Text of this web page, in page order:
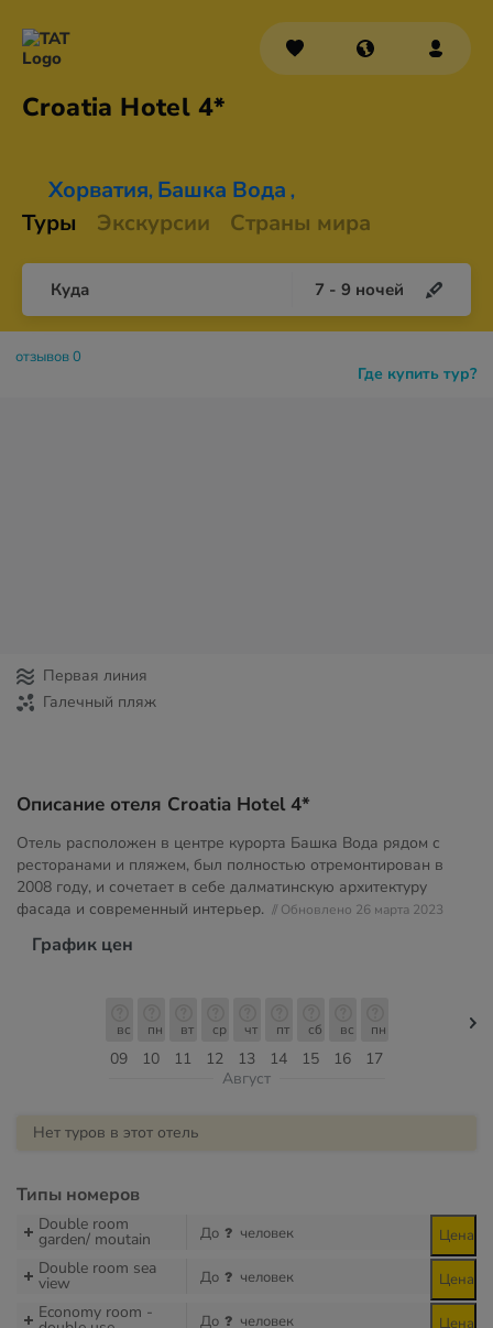
Croatia Hotel 4*
Хорватия, Башка Вода ,
Туры Экскурсии Страны мира
Куда 7 - 9 ночей
Где купить тур?
отзывов 0
Первая линия
Галечный пляж
Описание отеля Croatia Hotel 4*
Отель расположен в центре курорта Башка Вода рядом с
ресторанами и пляжем, был полностью отремонтирован в
2008 году, и сочетает в себе далматинскую архитектуру
фасада и современный интерьер. // Обновлено 26 марта 2023
График цен
09
вс
10
пн
11
вт
12
ср
13
чт
14
пт
15
сб
16
вс
17
пн
Август
Нет туров в этот отель
Типы номеров
Double room
garden/ moutain До человек Цена
Double room sea
view До человек Цена
Economy room - До человек Цена